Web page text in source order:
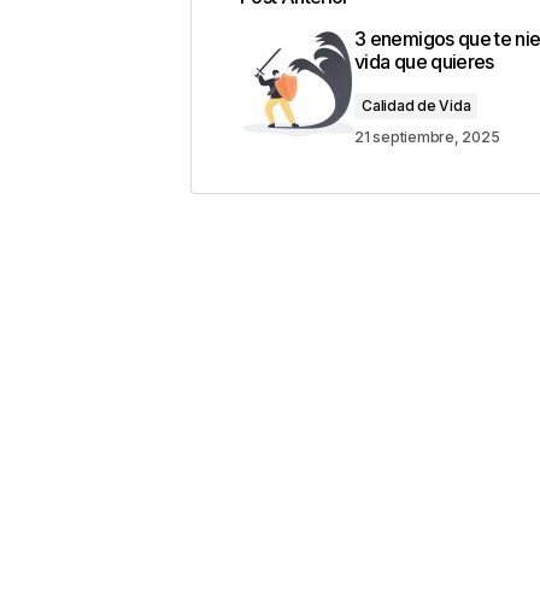
Tu dirección de correo
*
Comentario*
3 enemigos que te
vida que quieres
Calidad de Vida
21 septiembre, 2025